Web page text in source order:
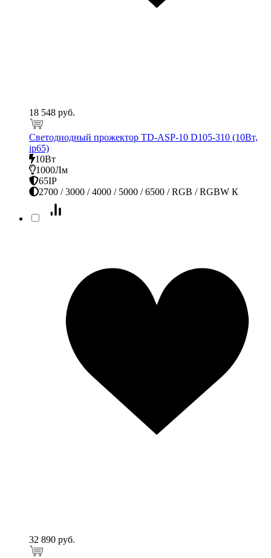
18 548 руб.
Светодиодный прожектор TD-ASP-10 D105-310 (10Вт,
ip65)
10Вт
1000Лм
65IP
2700 / 3000 / 4000 / 5000 / 6500 / RGB / RGBW К
32 890 руб.